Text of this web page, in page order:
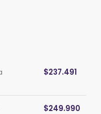
$237.491
$249.990